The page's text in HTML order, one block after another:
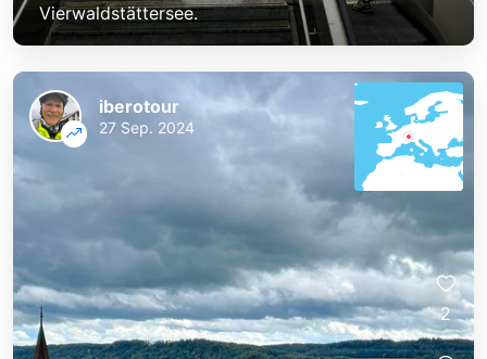
Vierwaldstättersee.
iberotour
27 Sep. 2024
2